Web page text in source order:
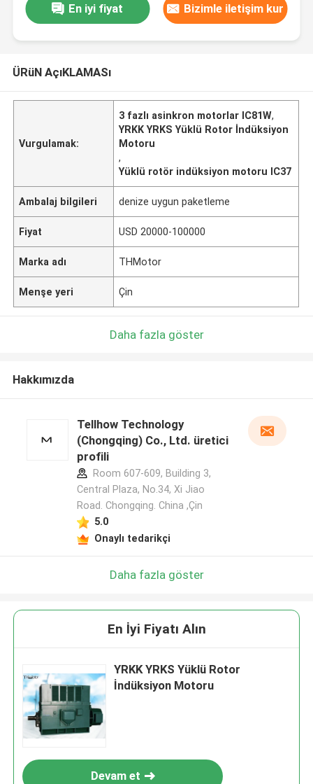
En iyi fiyat Bizimle iletişim kur
ÜRüN AçıKLAMASı
Vurgulamak:
3 fazlı asinkron motorlar IC81W,
YRKK YRKS Yüklü Rotor İndüksiyon
Motoru
,
Yüklü rotör indüksiyon motoru IC37
Ambalaj bilgileri denize uygun paketleme
Fiyat USD 20000-100000
Marka adı THMotor
Menşe yeri Çin
Daha fazla göster
Hakkımızda
Tellhow Technology
(Chongqing) Co., Ltd. üretici
profili
Room 607-609, Building 3,
Central Plaza, No.34, Xi Jiao
Road. Chongqing. China ,Çin
5.0
Onaylı tedarikçi
Daha fazla göster
En İyi Fiyatı Alın
YRKK YRKS Yüklü Rotor
İndüksiyon Motoru
Devam et